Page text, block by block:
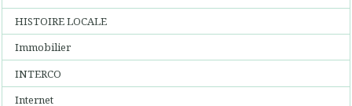
HISTOIRE LOCALE
Immobilier
INTERCO
Internet